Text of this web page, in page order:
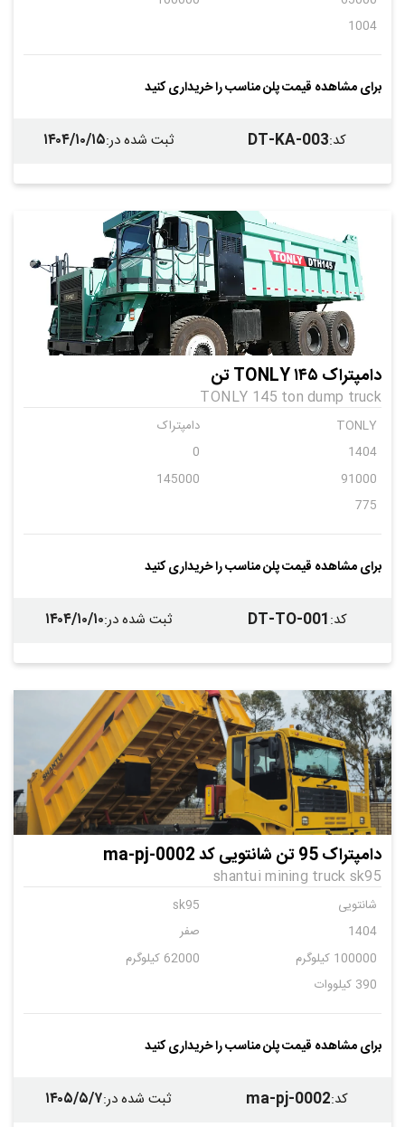
1004
برای مشاهده قیمت پلن مناسب را خریداری کنید
کد:
DT-KA-003 ثبت شده در:۱۴۰۴/۱۰/۱۵
دامپتراک TONLY ۱۴۵ تن
TONLY 145 ton dump truck
TONLY
دامپتراک
1404
0
91000
145000
775
برای مشاهده قیمت پلن مناسب را خریداری کنید
کد:
DT-TO-001 ثبت شده در:۱۴۰۴/۱۰/۱۰
دامپتراک 95 تن شانتویی کد ma-pj-0002
shantui mining truck sk95
شانتویی
sk95
1404
صفر
100000 کیلوگرم
62000 کیلوگرم
390 کیلووات
برای مشاهده قیمت پلن مناسب را خریداری کنید
کد:
ma-pj-0002 ثبت شده در:۱۴۰۵/۵/۷